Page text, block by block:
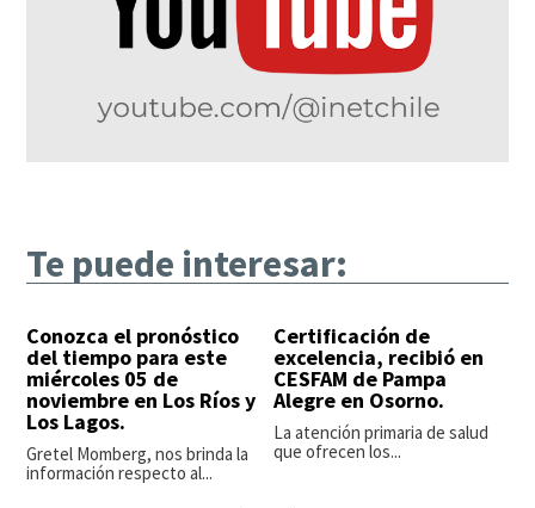
Te puede interesar:
Conozca el pronóstico
del tiempo para este
miércoles 05 de
noviembre en Los Ríos y
Los Lagos.
Gretel Momberg, nos brinda la
información respecto al...
Certificación de
excelencia, recibió en
CESFAM de Pampa
Alegre en Osorno.
La atención primaria de salud
que ofrecen los...